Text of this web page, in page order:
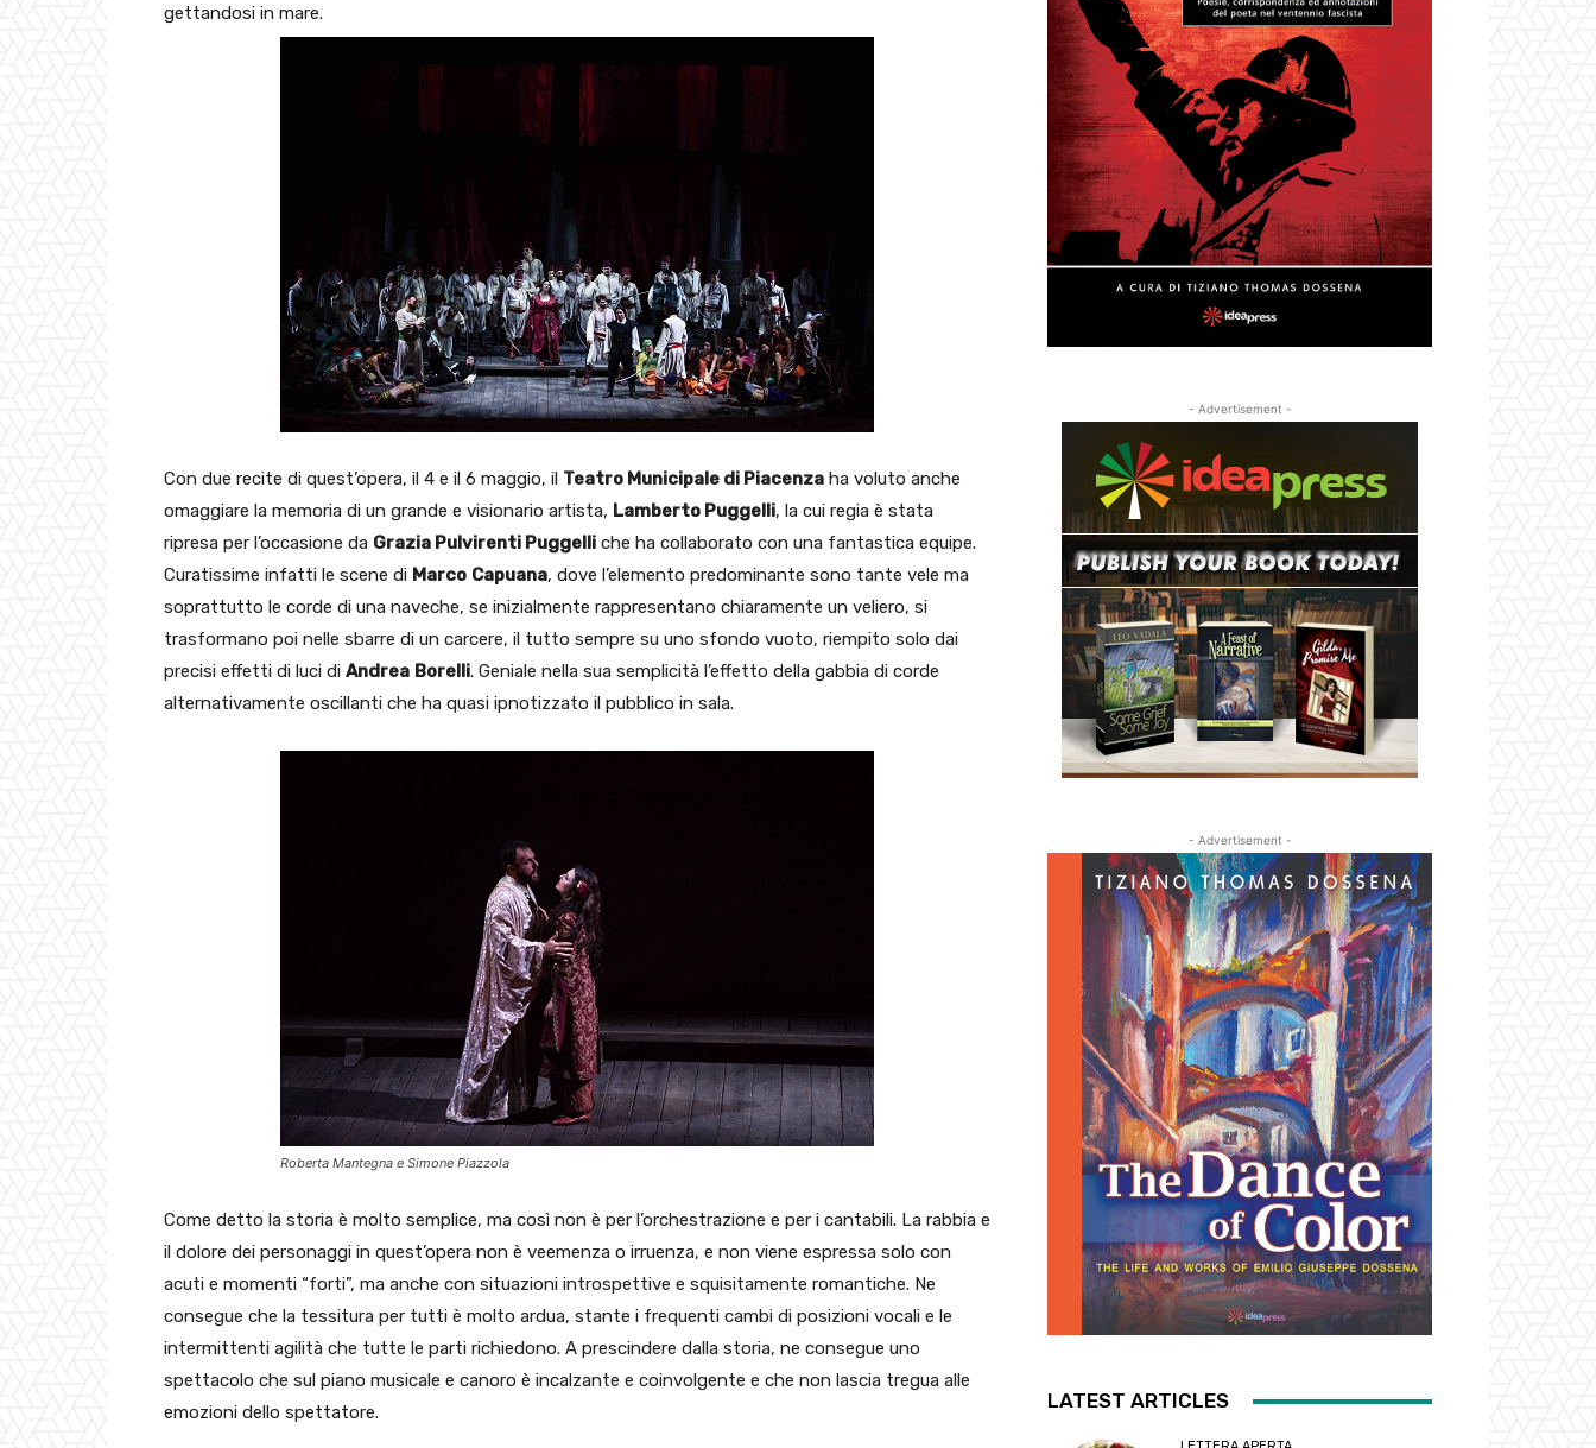
gettandosi in mare.
Con due recite di quest’opera, il 4 e il 6 maggio, il Teatro Municipale di Piacenza ha voluto anche
omaggiare la memoria di un grande e visionario artista, Lamberto Puggelli, la cui regia è stata
ripresa per l’occasione da Grazia Pulvirenti Puggelli che ha collaborato con una fantastica equipe.
Curatissime infatti le scene di Marco Capuana, dove l’elemento predominante sono tante vele ma
soprattutto le corde di una naveche, se inizialmente rappresentano chiaramente un veliero, si
trasformano poi nelle sbarre di un carcere, il tutto sempre su uno sfondo vuoto, riempito solo dai
precisi effetti di luci di Andrea Borelli. Geniale nella sua semplicità l’effetto della gabbia di corde
alternativamente oscillanti che ha quasi ipnotizzato il pubblico in sala.
Roberta Mantegna e Simone Piazzola
Come detto la storia è molto semplice, ma così non è per l’orchestrazione e per i cantabili. La rabbia e
il dolore dei personaggi in quest’opera non è veemenza o irruenza, e non viene espressa solo con
acuti e momenti “forti”, ma anche con situazioni introspettive e squisitamente romantiche. Ne
consegue che la tessitura per tutti è molto ardua, stante i frequenti cambi di posizioni vocali e le
intermittenti agilità che tutte le parti richiedono. A prescindere dalla storia, ne consegue uno
spettacolo che sul piano musicale e canoro è incalzante e coinvolgente e che non lascia tregua alle
emozioni dello spettatore.
- Advertisement -
- Advertisement -
LATEST ARTICLES